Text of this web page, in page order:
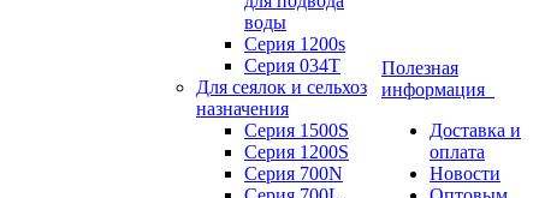
воды
Серия 1200s
Серия 034Т
Для сеялок и сельхоз
назначения
Серия 1500S
Серия 1200S
Серия 700N
Полезная
информация
Доставка и
оплата
Новости